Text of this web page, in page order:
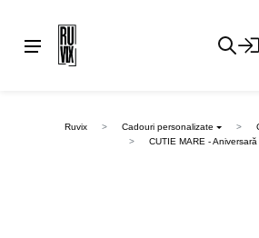
Ruvix Cadouri personalizate
CUTIE MARE -